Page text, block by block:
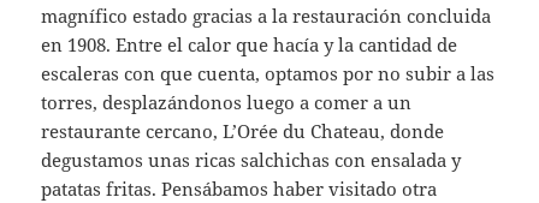
magnífico estado gracias a la restauración concluida
en 1908. Entre el calor que hacía y la cantidad de
escaleras con que cuenta, optamos por no subir a las
torres, desplazándonos luego a comer a un
restaurante cercano, L’Orée du Chateau, donde
degustamos unas ricas salchichas con ensalada y
patatas fritas. Pensábamos haber visitado otra